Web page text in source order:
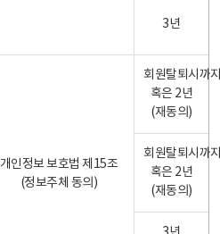
3년
개인정보 보호법 제15조
(정보주체 동의)
회원탈퇴시까
혹은 2년
(재동의)
회원탈퇴시까
혹은 2년
(재동의)